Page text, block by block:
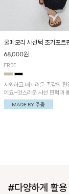
쿨메모리 사선턱 조거포트
68,000원
FREE
시원하고 매끄러운 촉감의 편
예요~멋스러운 사선 핀턱과
핏이 유니크한 아이템!
#다양하게 활용